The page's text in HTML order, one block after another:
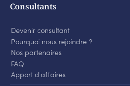
Consultants
Devenir consultant
Pourquoi nous rejoindre ?
Nos partenaires
FAQ
Apport d'affaires